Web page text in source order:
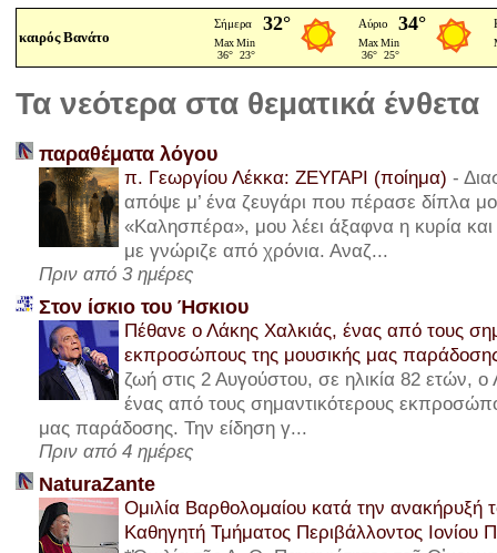
καιρός Βανάτο
Τα νεότερα στα θεματικά ένθετα
παραθέματα λόγου
π. Γεωργίου Λέκκα: ΖΕΥΓΑΡΙ (ποίημα) -
απόψε μ’ ένα ζευγάρι που πέρασε δίπλα
«Καλησπέρα», μου λέει άξαφνα η κυρία και
με γνώριζε από χρόνια. Αναζ...
Πριν από 3 ημέρες
Στον ίσκιο του Ήσκιου
Πέθανε ο Λάκης Χαλκιάς, ένας από τους
εκπροσώπους της μουσικής μας
ζωή στις 2 Αυγούστου, σε ηλικία 82 ετών, ο
ένας από τους σημαντικότερους
μας παράδοσης. Την είδηση γ...
Πριν από 4 ημέρες
NaturaZante
Ομιλία Βαρθολομαίου κατά την ανακήρυξή
Καθηγητή Τμήματος Περιβάλλοντος Ιονίου